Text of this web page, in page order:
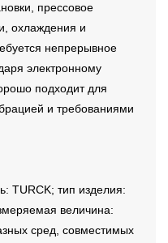
прессовое
охлаждения и
непрерывное
электронному
подходит для
и требованиями
TURCK; тип изделия:
величина:
сред, совместимых